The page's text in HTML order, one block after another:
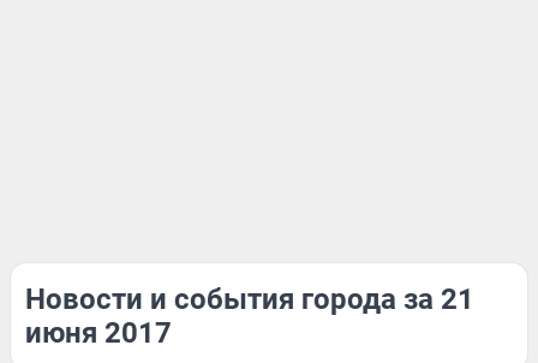
Новости и события города за 21
июня 2017